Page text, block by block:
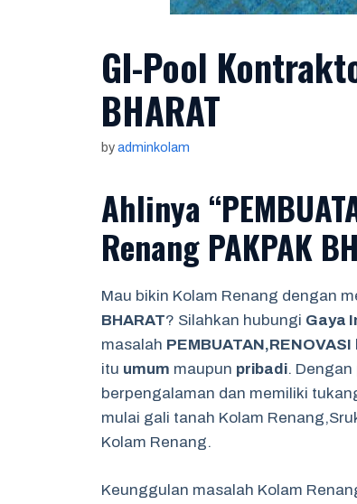
GI-Pool
BHARAT
byadminkolam
Ahlinya
Renang PAKPAK
Mau bikin Kolam Renang dengan
BHARAT? Silahkan hubungi Gaya
masalah PEMBUATAN,RENOVASI
itu umum maupun pribadi.
berpengalaman dan memiliki
mulai gali tanah Kolam
Kolam Renang.
Keunggulan masalah Kolam